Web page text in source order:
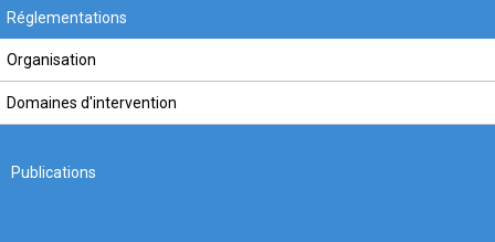
Réglementations
Organisation
Domaines d'intervention
Publications